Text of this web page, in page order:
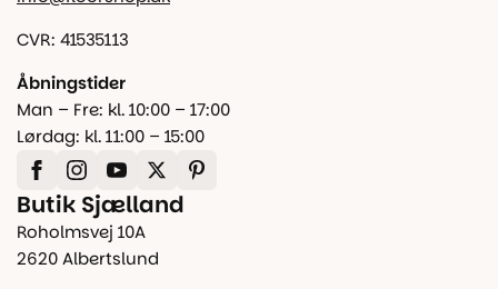
CVR: 41535113
Åbningstider
Man – Fre: kl. 10:00 – 17:00
Lørdag: kl. 11:00 – 15:00
Butik Sjælland
Roholmsvej 10A
2620 Albertslund